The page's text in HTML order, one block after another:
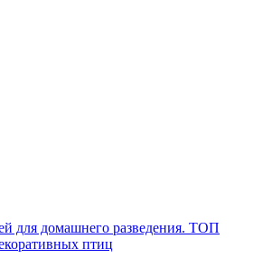
для домашнего разведения. ТОП
птиц